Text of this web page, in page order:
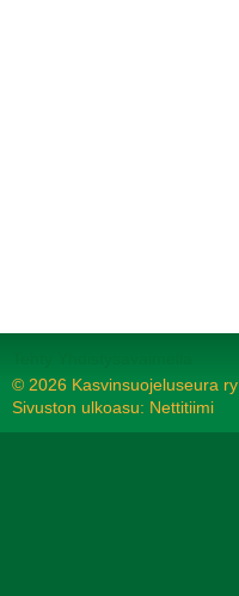
© 2026 Kasvinsuojeluseura ry
Sivuston ulkoasu: Nettitiimi